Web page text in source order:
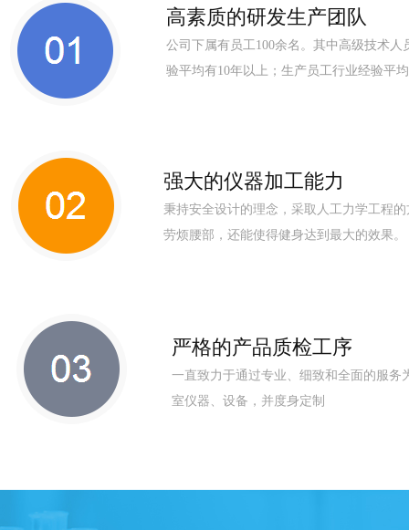
强大的仪器加工能力
秉持安全设计的理念，采取人工力学工程
劳烦腰部，还能使得健身达到最大的效果。
高素质的研发生产团队
公司下属有员工100余名。其中高级技术
验平均有10年以上；生产员工行业经验平
严格的产品质检工序
一直致力于通过专业、细致和全面的服务
室仪器、设备，并度身定制